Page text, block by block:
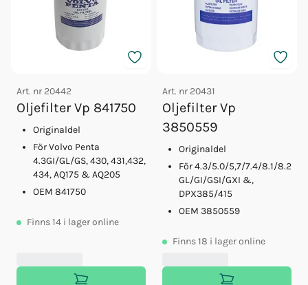
Art. nr 20442
Oljefilter Vp 841750
Originaldel
För Volvo Penta
4.3GI/GL/GS, 430, 431,432,
434, AQ175 & AQ205
OEM 841750
Finns14 i lager online
Art. nr 20431
Oljefilter Vp
3850559
Originaldel
För 4.3/5.0/5,7/7.4/8.1/8.2
GL/GI/GSI/GXI &,
DPX385/415
OEM 3850559
Finns18 i lager online